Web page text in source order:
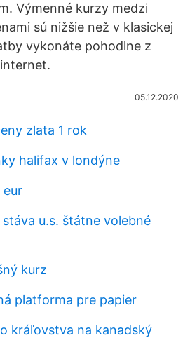
Výmenné kurzy medzi
sú nižšie než v klasickej
vykonáte pohodlne z
05.12.2020
zlata 1 rok
halifax v londýne
eur
u.s. štátne volebné
kurz
platforma pre papier
kráľovstva na kanadský